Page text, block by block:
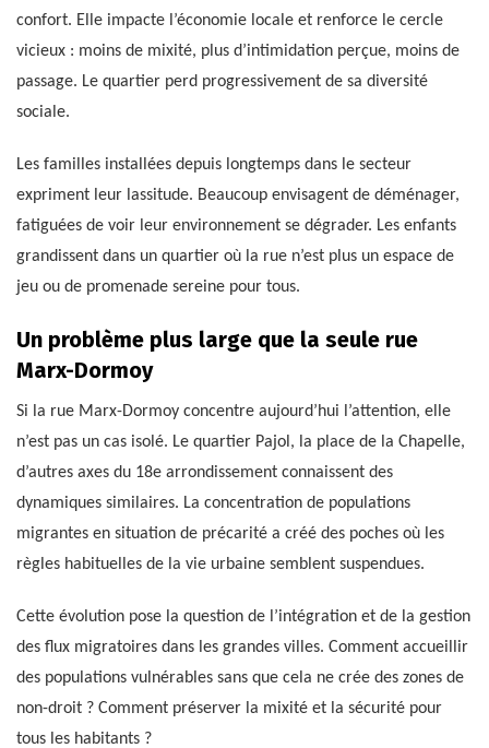
confort. Elle impacte l’économie locale et renforce le cercle
vicieux : moins de mixité, plus d’intimidation perçue, moins de
passage. Le quartier perd progressivement de sa diversité
sociale.
Les familles installées depuis longtemps dans le secteur
expriment leur lassitude. Beaucoup envisagent de déménager,
fatiguées de voir leur environnement se dégrader. Les enfants
grandissent dans un quartier où la rue n’est plus un espace de
jeu ou de promenade sereine pour tous.
Un problème plus large que la seule rue
Marx-Dormoy
Si la rue Marx-Dormoy concentre aujourd’hui l’attention, elle
n’est pas un cas isolé. Le quartier Pajol, la place de la Chapelle,
d’autres axes du 18e arrondissement connaissent des
dynamiques similaires. La concentration de populations
migrantes en situation de précarité a créé des poches où les
règles habituelles de la vie urbaine semblent suspendues.
Cette évolution pose la question de l’intégration et de la gestion
des flux migratoires dans les grandes villes. Comment accueillir
des populations vulnérables sans que cela ne crée des zones de
non-droit ? Comment préserver la mixité et la sécurité pour
tous les habitants ?